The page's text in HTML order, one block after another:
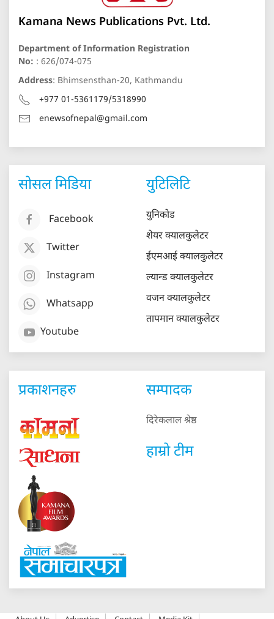
Kamana News Publications Pvt. Ltd.
Department of Information Registration
No: : 626/074-075
Address: Bhimsensthan-20, Kathmandu
+977 01-5361179/5318990
enewsofnepal@gmail.com
सोसल मिडिया
Facebook
Twitter
Instagram
Whatsapp
Youtube
युटिलिटि
युनिकोड
शेयर क्यालकुलेटर
ईएमआई क्यालकुलेटर
ल्यान्ड क्यालकुलेटर
वजन क्यालकुलेटर
तापमान क्यालकुलेटर
प्रकाशनहरु सम्पादक
दिरेकलाल श्रेष्ठ
हाम्रो टीम